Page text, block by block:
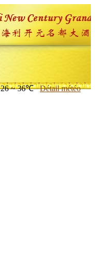
26 ~ 36℃ Détail météo